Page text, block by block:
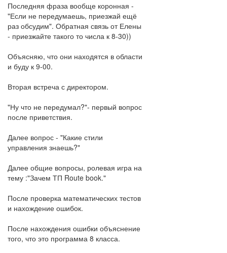
Последняя фраза вообще коронная -
"Если не передумаешь, приезжай ещё
раз обсудим". Обратная связь от Елены
- приезжайте такого то числа к 8-30))
Объясняю, что они находятся в области
и буду к 9-00.
Вторая встреча с директором.
"Ну что не передумал?"- первый вопрос
после приветствия.
Далее вопрос - "Какие стили
управления знаешь?"
Далее общие вопросы, ролевая игра на
тему :"Зачем ТП Route book."
После проверка математических тестов
и нахождение ошибок.
После нахождения ошибки объяснение
того, что это программа 8 класса.